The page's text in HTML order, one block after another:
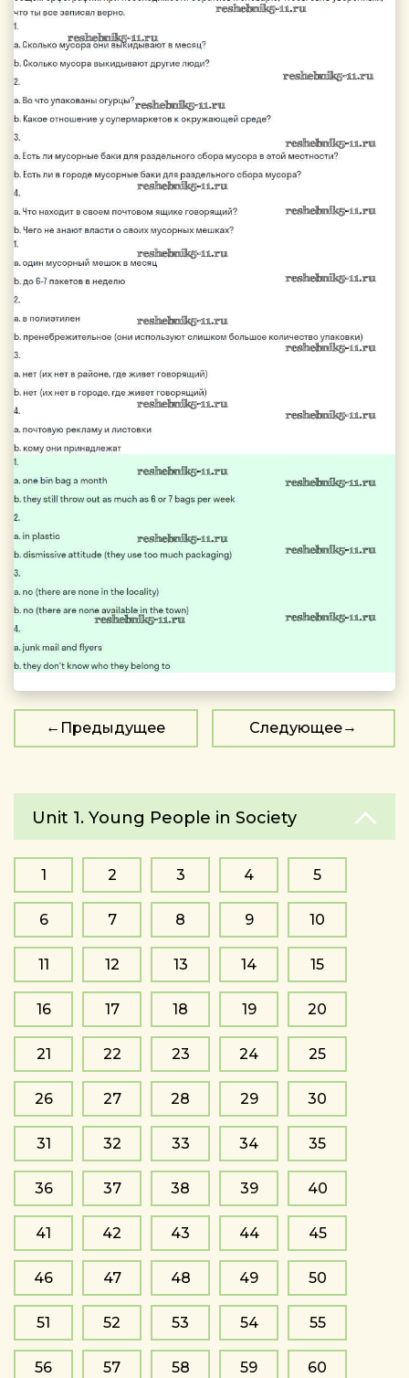
Предыдущее Следующее
Unit 1. Young People in Society
1 2 3 4 5
6 7 8 9 10
11 12 13 14 15
16 17 18 19 20
21 22 23 24 25
26 27 28 29 30
31 32 33 34 35
36 37 38 39 40
41 42 43 44 45
46 47 48 49 50
51 52 53 54 55
56 57 58 59 60